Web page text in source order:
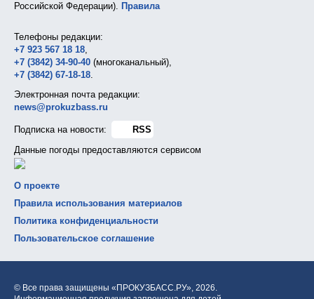
Российской Федерации). Правила
Телефоны редакции:
+7 923 567 18 18,
+7 (3842) 34-90-40 (многоканальный),
+7 (3842) 67-18-18.
Электронная почта редакции:
news@prokuzbass.ru
Подписка на новости:
RSS
Данные погоды предоставляются сервисом
О проекте
Правила использования материалов
Политика конфиденциальности
Пользовательское соглашение
© Все права защищены «ПРОКУЗБАСС.РУ», 2026.